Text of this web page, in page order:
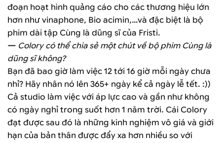
đoạn hoạt hình quảng cáo cho các thương hiệu lớn
hơn như vinaphone, Bio acimin,…và đặc biệt là bộ
phim dài tập Cùng là dũng sĩ của Fristi.
— Colory có thể chia sẻ một chút về bộ phim Cùng là
dũng sĩ không?
Bạn đã bao giờ làm việc 12 tới 16 giờ mỗi ngày chưa
nhỉ? Hãy nhân nó lên 365+ ngày kể cả ngày lễ tết. :))
Cả studio làm việc với áp lực cao và gần như không
có ngày nghỉ trong suốt hơn 1 năm trời. Cái Colory
đạt được sau đó là những kinh nghiệm vô giá và giới
hạn của bản thân được đẩy xa hơn nhiều so với